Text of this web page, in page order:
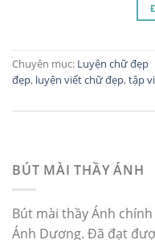
Chuyên mục: Luyện chữ đẹp
đẹp, luyện viết chữ đẹp,tập
BÚT MÀI THẦY ÁNH
Bút mài thầy Ánh
Ánh Dương. Đã đạt